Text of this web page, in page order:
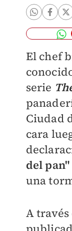
El chef
serie
Ciudad
cara
del pan"
una
A